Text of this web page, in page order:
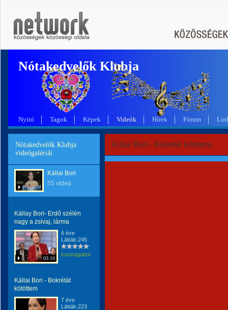
Nótakedvelők Klubja
Nyitó Tagok Képek Videók Hírek Fórum
Nótakedvelők Klubja
videógalériái
Kállai Bori
55 videó
Kállay Bori- Erdő szélén
nagy a zsivaj, lárma
03:10
6 éve
Látták:245
kustragabor
Kállai Bori - Bokrétát
kötöttem
7 éve
Látták:223
Kállai Bori - Bokrétát kötöttem